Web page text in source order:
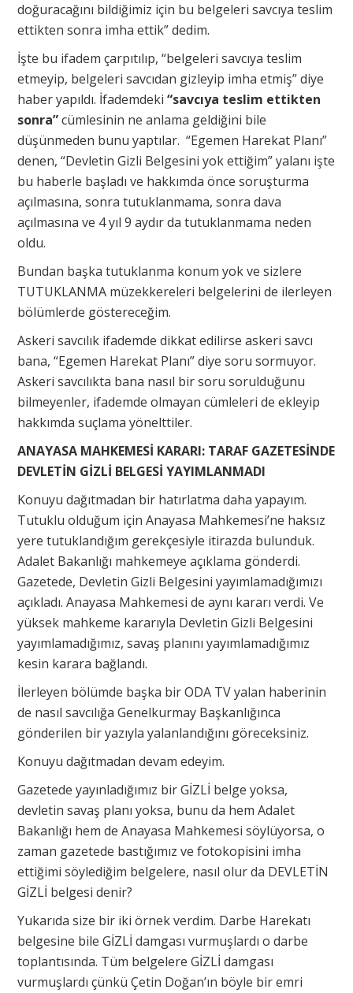
doğuracağını bildiğimiz için bu belgeleri savcıya teslim
ettikten sonra imha ettik” dedim.
İşte bu ifadem çarpıtılıp, “belgeleri savcıya teslim
etmeyip, belgeleri savcıdan gizleyip imha etmiş” diye
haber yapıldı. İfademdeki “savcıya teslim ettikten
sonra”cümlesinin ne anlama geldiğini bile
düşünmeden bunu yaptılar. “Egemen Harekat Planı”
denen, “Devletin Gizli Belgesini yok ettiğim” yalanı işte
bu haberle başladı ve hakkımda önce soruşturma
açılmasına, sonra tutuklanmama, sonra dava
açılmasına ve 4 yıl 9 aydır da tutuklanmama neden
oldu.
Bundan başka tutuklanma konum yok ve sizlere
TUTUKLANMA müzekkereleri belgelerini de ilerleyen
bölümlerde göstereceğim.
Askeri savcılık ifademde dikkat edilirse askeri savcı
bana, “Egemen Harekat Planı” diye soru sormuyor.
Askeri savcılıkta bana nasıl bir soru sorulduğunu
bilmeyenler, ifademde olmayan cümleleri de ekleyip
hakkımda suçlama yönelttiler.
ANAYASA MAHKEMESİ KARARI: TARAF GAZETESİNDE
DEVLETİN GİZLİ BELGESİ YAYIMLANMADI
Konuyu dağıtmadan bir hatırlatma daha yapayım.
Tutuklu olduğum için Anayasa Mahkemesi’ne haksız
yere tutuklandığım gerekçesiyle itirazda bulunduk.
Adalet Bakanlığı mahkemeye açıklama gönderdi.
Gazetede, Devletin Gizli Belgesini yayımlamadığımızı
açıkladı. Anayasa Mahkemesi de aynı kararı verdi. Ve
yüksek mahkeme kararıyla Devletin Gizli Belgesini
yayımlamadığımız, savaş planını yayımlamadığımız
kesin karara bağlandı.
İlerleyen bölümde başka bir ODA TV yalan haberinin
de nasıl savcılığa Genelkurmay Başkanlığınca
gönderilen bir yazıyla yalanlandığını göreceksiniz.
Konuyu dağıtmadan devam edeyim.
Gazetede yayınladığımız bir GİZLİ belge yoksa,
devletin savaş planı yoksa, bunu da hem Adalet
Bakanlığı hem de Anayasa Mahkemesi söylüyorsa, o
zaman gazetede bastığımız ve fotokopisini imha
ettiğimi söylediğim belgelere, nasıl olur da DEVLETİN
GİZLİ belgesi denir?
Yukarıda size bir iki örnek verdim. Darbe Harekatı
belgesine bile GİZLİ damgası vurmuşlardı o darbe
toplantısında. Tüm belgelere GİZLİ damgası
vurmuşlardı çünkü Çetin Doğan’ın böyle bir emri